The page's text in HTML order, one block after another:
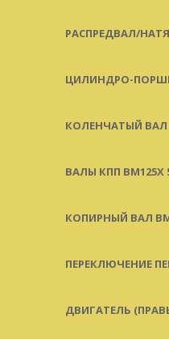
РАСПРЕДВАЛ/
ЦИЛИНДРО-
КОЛЕНЧАТЫЙ ВАЛ
ВАЛЫ КПП BM125X
КОПИРНЫЙ ВАЛ
ПЕРЕКЛЮЧЕНИЕ
ДВИГАТЕЛЬ